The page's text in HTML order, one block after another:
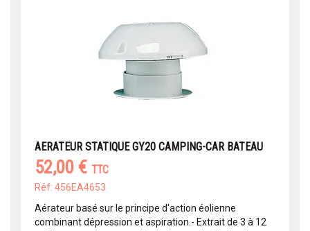
AERATEUR STATIQUE GY20 CAMPING-CAR BATEAU
52,00 € TTC
Réf: 456EA4653
Aérateur basé sur le principe d'action éolienne
combinant dépression et aspiration.- Extrait de 3 à 12